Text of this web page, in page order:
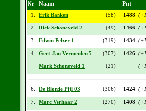
Nr Naam Pnt
1. Erik Banken (58) 1488
2. Rick Schoneveld 2 (49) 1466
3. Edwin Pelzer 1 (319) 1434
4. Gert-Jan Vermeulen 5 (307) 1426
Mark Schoneveld 1 (21)
6. De Blonde Pijl 03 (306) 1424
7. Marc Verhaar 2 (270) 1408